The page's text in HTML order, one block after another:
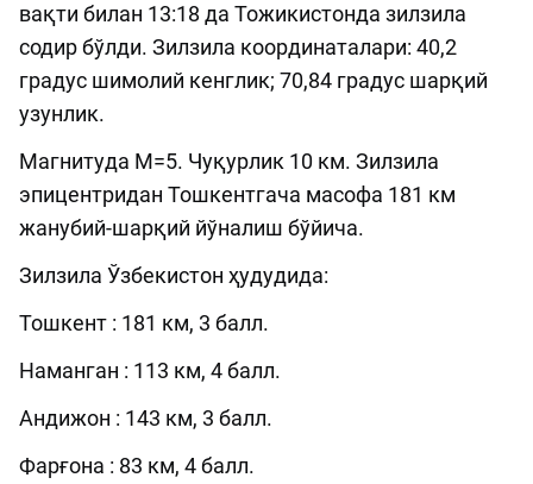
вақти билан 13:18 да Тожикистонда зилзила
содир бўлди. Зилзила координаталари: 40,2
градус шимолий кенглик; 70,84 градус шарқий
узунлик.
Магнитуда М=5. Чуқурлик 10 км. Зилзила
эпицентридан Тошкентгача масофа 181 км
жанубий-шарқий йўналиш бўйича.
Зилзила Ўзбекистон ҳудудида:
Тошкент : 181 км, 3 балл.
Наманган : 113 км, 4 балл.
Aндижон : 143 км, 3 балл.
Фарғона : 83 км, 4 балл.